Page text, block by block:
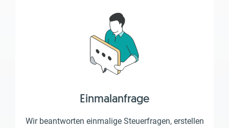
Einmalanfrage
Wir beantworten einmalige Steuerfragen, erstellen